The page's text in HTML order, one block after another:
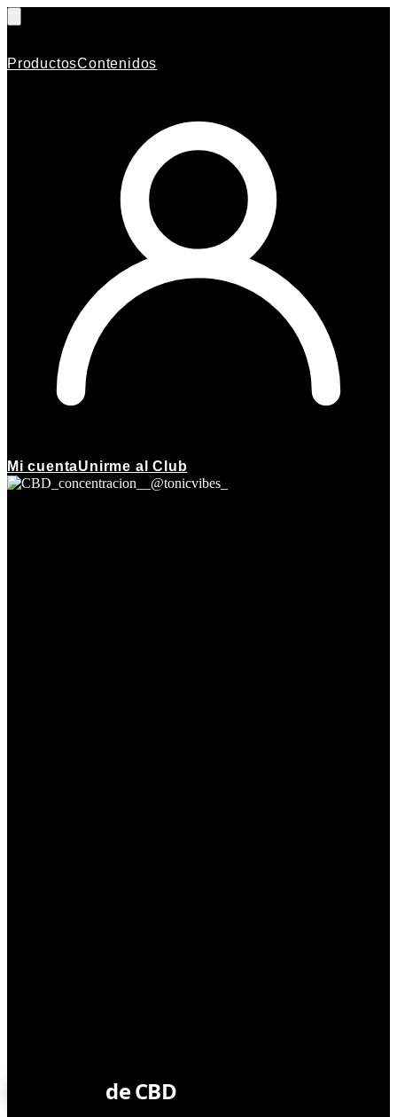
ProductosContenidos
Mi cuentaUnirme al Club
de CBD